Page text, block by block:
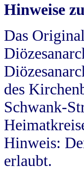
Hinweise
Das
des
Schwank-
Hinweis:
erlaubt.